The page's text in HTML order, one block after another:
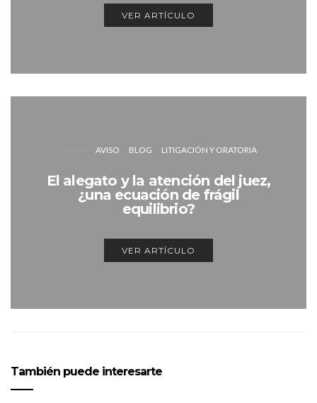
VER ARTÍCULO
AVISO BLOG LITIGACIÓN Y ORATORIA
El alegato y la atención del juez,
¿una ecuación de frágil
equilibrio?
VER ARTÍCULO
También puede interesarte